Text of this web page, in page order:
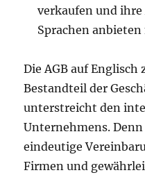
verkaufen und ihre
Sprachen anbieten
Die AGB auf
Bestandteil der
unterstreicht den
Unternehmens.
eindeutige
Firmen und